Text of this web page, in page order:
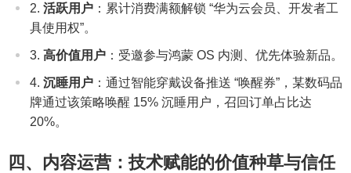
活跃用户 ：累计消费满额解锁 “华为云会员、开发者工
具使用权”。
高价值用户 ：受邀参与鸿蒙 OS 内测、优先体验新品。
沉睡用户 ：通过智能穿戴设备推送 “唤醒券”，某数码品
牌通过该策略唤醒 15% 沉睡用户，召回订单占比达
20%。
四、内容运营：技术赋能的价值种草与信任